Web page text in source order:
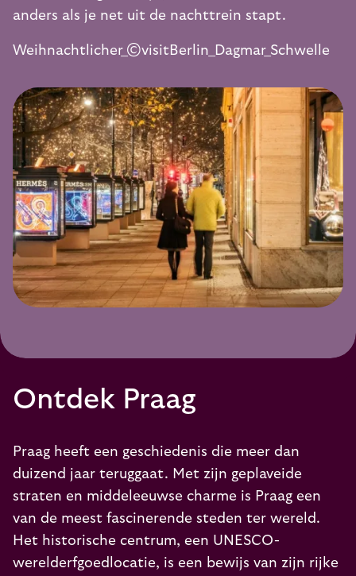
anders als je net uit de nachttrein stapt.
Weihnachtlicher_©visitBerlin_Dagmar_Schwelle
Ontdek Praag
Praag heeft een geschiedenis die meer dan
duizend jaar teruggaat. Met zijn geplaveide
straten en middeleeuwse charme is Praag een
van de meest fascinerende steden ter wereld.
Het historische centrum, een UNESCO-
werelderfgoedlocatie, is een bewijs van zijn rijke